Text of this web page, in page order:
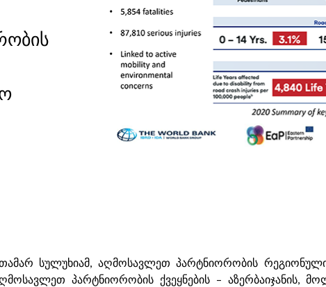
სულუხიამ, აღმოსავლეთ პარტნიორობის
პარტნიორობის ქვეყნების – აზერბაიჯანის,